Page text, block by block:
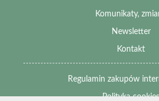
Komunikaty,
Newsletter
Kontakt
Regulamin zakupów
Polityka cookies